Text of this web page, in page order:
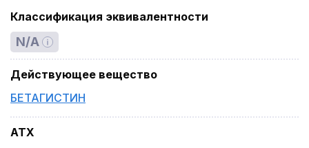
Классификация эквивалентности
N/A
Действующее вещество
БЕТАГИСТИН
ATX